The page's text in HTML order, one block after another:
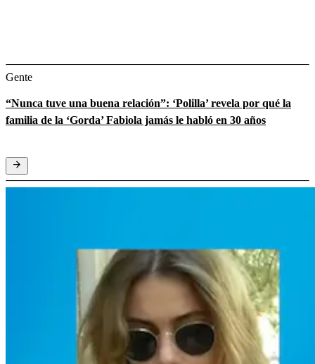
Gente
“Nunca tuve una buena relación”: ‘Polilla’ revela por qué la
familia de la ‘Gorda’ Fabiola jamás le habló en 30 años